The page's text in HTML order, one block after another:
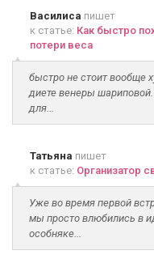
Василиса пишет
к статье: Как быстро
потери веса
быстро не стоит вообще
диете венеры шариповой.
для...
Татьяна пишет
к статье: Организатор
Уже во время первой
мы просто влюбились в
особняке...